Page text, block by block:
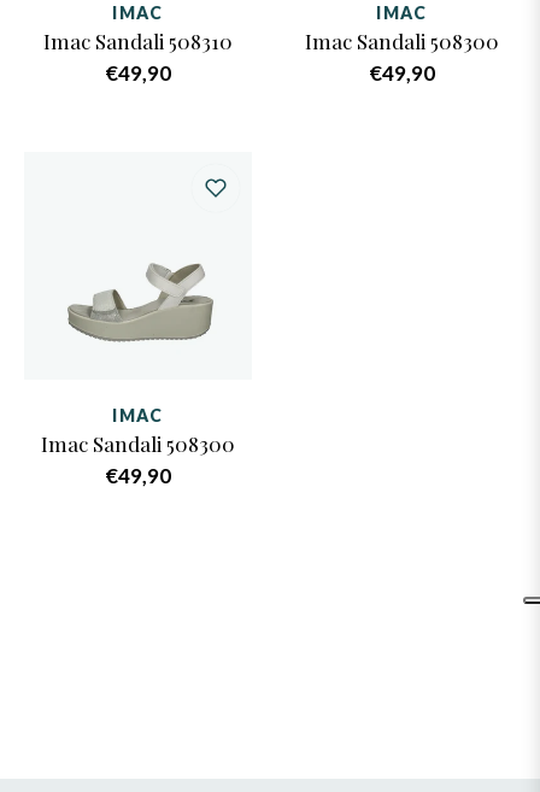
IMAC
Imac Sandali 508310
Prezzo
€49,90
IMAC
Imac Sandali 508300
Prezzo
€49,90
IMAC
Imac Sandali 508300
Prezzo
€49,90